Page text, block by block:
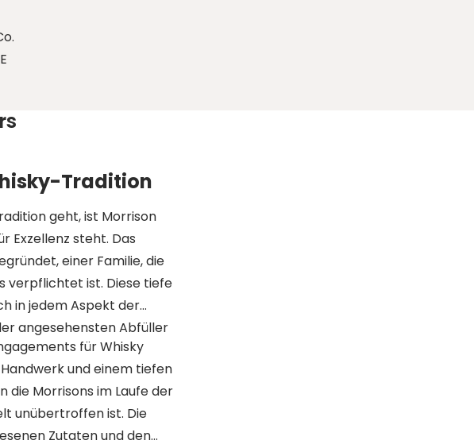
Tradition
geht, ist Morrison
Exzellenz steht. Das
einer Familie, die
verpflichtet ist. Diese tiefe
in jedem Aspekt der
angesehensten Abfüller
für Whisky
und einem tiefen
die Morrisons im Laufe der
unübertroffen ist. Die
Zutaten und den